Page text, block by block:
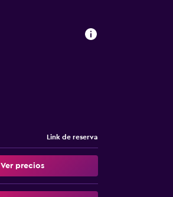
Link de reserva
Ver precios